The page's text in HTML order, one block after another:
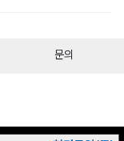
문의